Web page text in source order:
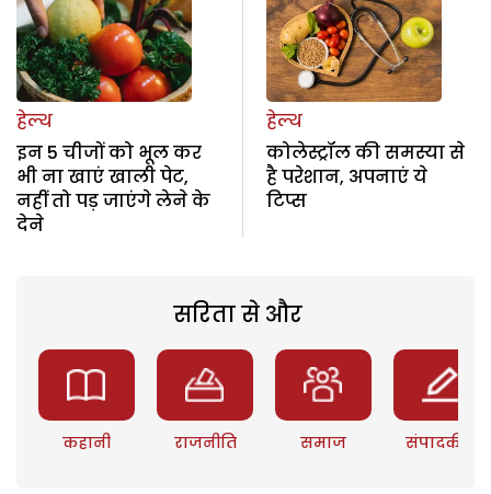
हेल्थ
इन 5 चीजों को भूल कर
भी ना खाएं खाली पेट,
नहीं तो पड़ जाएंगे लेने के
देने
हेल्थ
कोलेस्ट्रॉल की समस्या से
है परेशान, अपनाएं ये
टिप्स
सरिता से और
कहानी राजनीति समाज संपादकीय